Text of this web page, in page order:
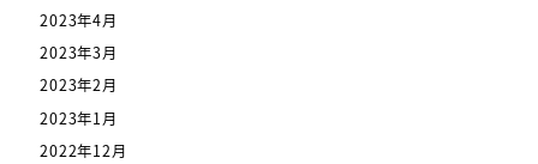
2023年4月
2023年3月
2023年2月
2023年1月
2022年12月